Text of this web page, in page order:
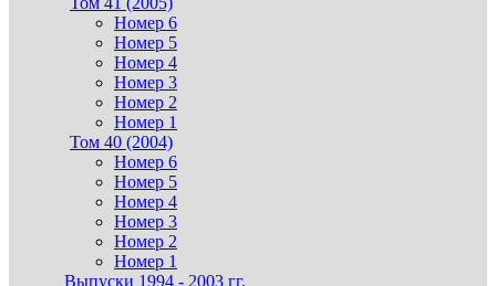
Номер 6
Номер 5
Номер 4
Номер 3
Номер 2
Номер 1
Том 40 (2004)
Номер 6
Номер 5
Номер 4
Номер 3
Номер 2
Номер 1
Выпуски 1994 - 2003 гг.